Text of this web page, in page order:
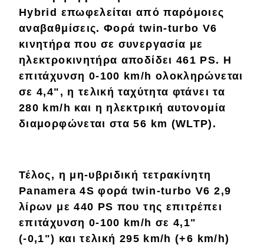
Hybrid επωφελείται από παρόμοιες
αναβαθμίσεις. Φορά twin-turbo V6
κινητήρα που σε συνεργασία με
ηλεκτροκινητήρα αποδίδει 461 PS. Η
επιτάχυνση 0-100 km/h ολοκληρώνεται
σε 4,4", η τελική ταχύτητα φτάνει τα
280 km/h και η ηλεκτρική αυτονομία
διαμορφώνεται στα 56 km (WLTP).
Τέλος, η μη-υβριδική τετρακίνητη
Panamera 4S φορά twin-turbo V6 2,9
λίρων με 440 PS που της επιτρέπει
επιτάχυνση 0-100 km/h σε 4,1"
(-0,1") και τελική 295 km/h (+6 km/h)